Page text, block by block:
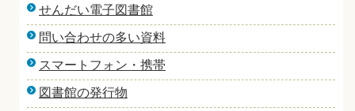
せんだい電子図書館
問い合わせの多い資料
スマートフォン・携帯
図書館の発行物